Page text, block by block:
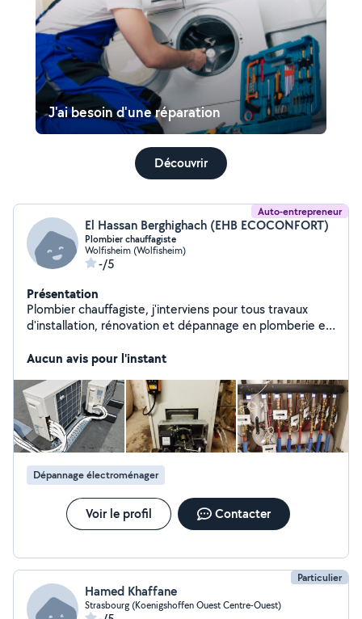
J'ai besoin d'une réparation
Découvrir
Auto-entrepreneur
El Hassan Berghighach (EHB ECOCONFORT)
Plombier chauffagiste
Wolfisheim (Wolfisheim)
-/5
Présentation
Plombier chauffagiste, j'interviens pour tous travaux
d'installation, rénovation et dépannage en plomberie et
bricolage, montage de meubles et cuisine, et réparation
Aucun avis pour l'instant
Dépannage électroménager
Voir le profil Contacter
Particulier
Hamed Khaffane
Strasbourg (Koenigshoffen Ouest Centre-Ouest)